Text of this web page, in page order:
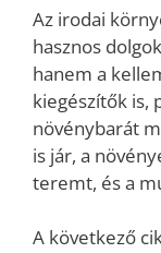
Az irodai
hasznos
hanem a
kiegészítők is,
növénybarát
is jár, a
teremt, és a
A következő